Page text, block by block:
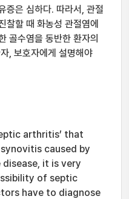
증은 심하다. 따라서, 관절
찰할 때 화농성 관절염에
골수염을 동반한 환자의
, 보호자에게 설명해야
arthritis’ that
caused by
it is very
of septic
have to diagnose